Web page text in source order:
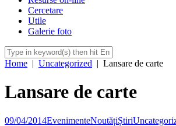
Cercetare
Utile
Galerie foto
Home | Uncategorized | Lansare de carte
Lansare de carte
09/04/2014EvenimenteNoutățiȘtiri